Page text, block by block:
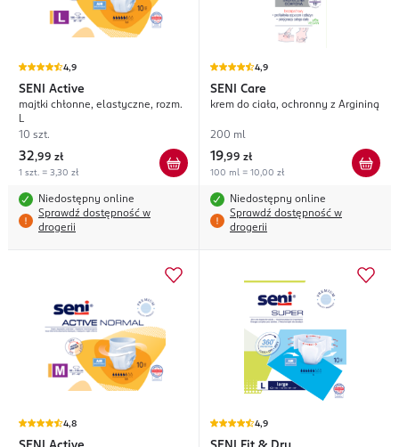
4,9
SENI Active
majtki chłonne, elastyczne, rozm.
L
10 szt.
32,99 zł
1 szt. = 3,30 zł
Niedostępny online
Sprawdź dostępność w
drogerii
4,9
SENI Care
krem do ciała, ochronny z Argininą
200 ml
19,99 zł
100 ml = 10,00 zł
Niedostępny online
Sprawdź dostępność w
drogerii
4,8 4,9